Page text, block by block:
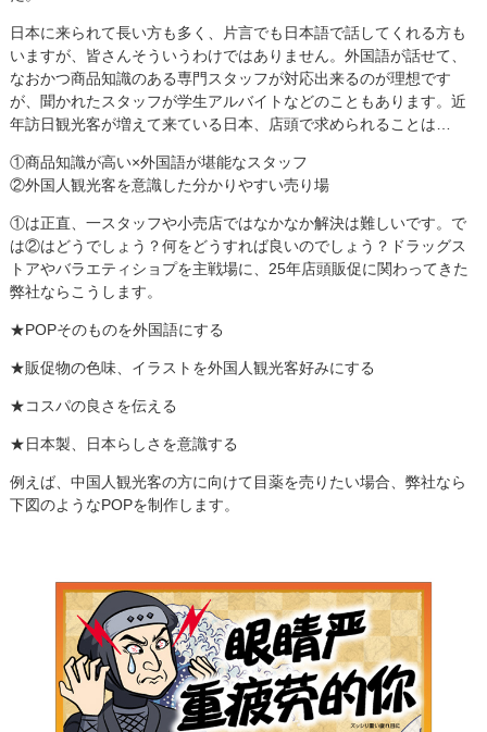
日本に来られて長い方も多く、片言でも日本語で話してくれる方も
いますが、皆さんそういうわけではありません。外国語が話せて、
なおかつ商品知識のある専門スタッフが対応出来るのが理想です
が、聞かれたスタッフが学生アルバイトなどのこともあります。近
年訪日観光客が増えて来ている日本、店頭で求められることは…
①商品知識が高い×外国語が堪能なスタッフ
②外国人観光客を意識した分かりやすい売り場
①は正直、一スタッフや小売店ではなかなか解決は難しいです。で
は②はどうでしょう？何をどうすれば良いのでしょう？ドラッグス
トアやバラエティショプを主戦場に、25年店頭販促に関わってきた
弊社ならこうします。
★POPそのものを外国語にする
★販促物の色味、イラストを外国人観光客好みにする
★コスパの良さを伝える
★日本製、日本らしさを意識する
例えば、中国人観光客の方に向けて目薬を売りたい場合、弊社なら
下図のようなPOPを制作します。